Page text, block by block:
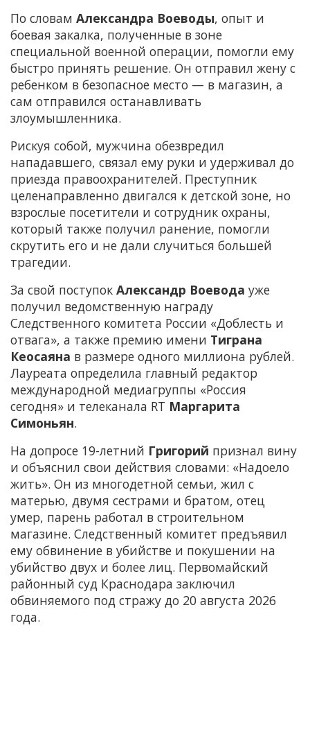
По словам Александра Воеводы, опыт и
боевая закалка, полученные в зоне
специальной военной операции, помогли ему
быстро принять решение. Он отправил жену с
ребенком в безопасное место — в магазин, а
сам отправился останавливать
злоумышленника.
Рискуя собой, мужчина обезвредил
нападавшего, связал ему руки и удерживал до
приезда правоохранителей. Преступник
целенаправленно двигался к детской зоне, но
взрослые посетители и сотрудник охраны,
который также получил ранение, помогли
скрутить его и не дали случиться большей
трагедии.
За свой поступок Александр Воевода уже
получил ведомственную награду
Следственного комитета России «Доблесть и
отвага», а также премию имени Тиграна
Кеосаяна в размере одного миллиона рублей.
Лауреата определила главный редактор
международной медиагруппы «Россия
сегодня» и телеканала RT Маргарита
Симоньян.
На допросе 19-летний Григорий признал вину
и объяснил свои действия словами: «Надоело
жить». Он из многодетной семьи, жил с
матерью, двумя сестрами и братом, отец
умер, парень работал в строительном
магазине. Следственный комитет предъявил
ему обвинение в убийстве и покушении на
убийство двух и более лиц. Первомайский
районный суд Краснодара заключил
обвиняемого под стражу до 20 августа 2026
года.